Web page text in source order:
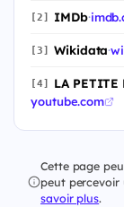
[2] IMDb·
[3] Wikidata·
[4] LA PETITE
youtube.com
Cette page
peut percevoir
savoir plus.